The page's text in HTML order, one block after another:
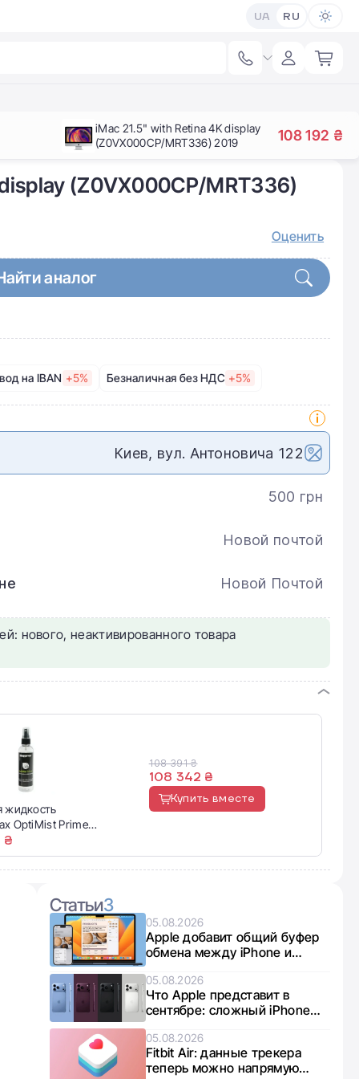
UA RU
iMac 21.5" with Retina 4K display
(Z0VX000CP/MRT336) 2019
108 192 ₴
(Z0VX000CP/MRT336)
Оценить
аналог
на IBAN +5% Безналичная без НДС +5%
Киев, вул. Антоновича 122
500 грн
Новой почтой
Новой Почтой
нового, неактивированного товара
жидкость
OptiMist Prime
Screen Cleaner
(708057)
₴
108 391 ₴
108 342 ₴
Купить вместе
Статьи3
05.08.2026
Apple добавит общий буфер
обмена между iPhone и
Windows по требованию
Евросоюза и Microsoft
05.08.2026
Что Apple представит в
сентябре: сложный iPhone
Ultra, iPhone 18 Pro и умные
часы
05.08.2026
Fitbit Air: данные трекера
теперь можно напрямую